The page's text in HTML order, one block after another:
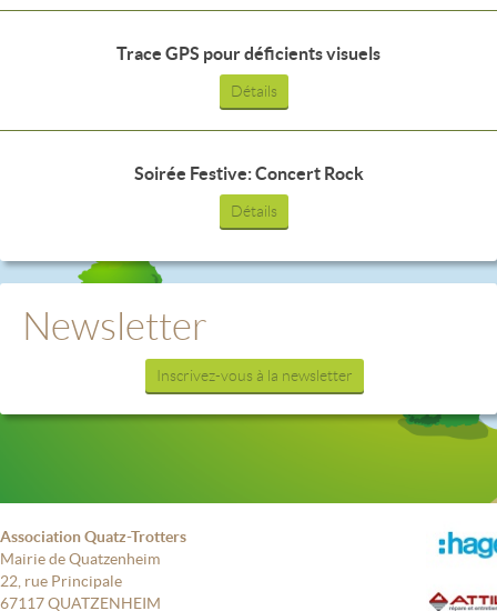
Trace GPS pour déficients visuels
Détails
Soirée Festive: Concert Rock
Détails
Newsletter
Inscrivez-vous à la newsletter
Association Quatz-Trotters
Mairie de Quatzenheim
22, rue Principale
67117 QUATZENHEIM